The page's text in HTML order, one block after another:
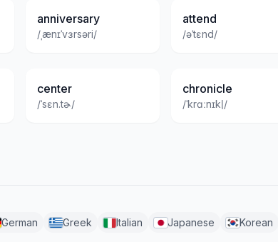
anniversary
/ˌænɪˈvɜrsəri/
attend
/əˈtɛnd/
center
/ˈsɛn.tɚ/
chronicle
/ˈkrɑːnɪkl̩/
German Greek Italian Japanese Korean